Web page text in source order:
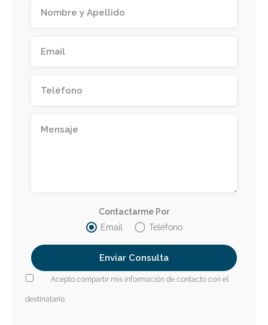
Contactarme Por
Email
Teléfono
Acepto compartir mis información de contacto con el
destinatario.